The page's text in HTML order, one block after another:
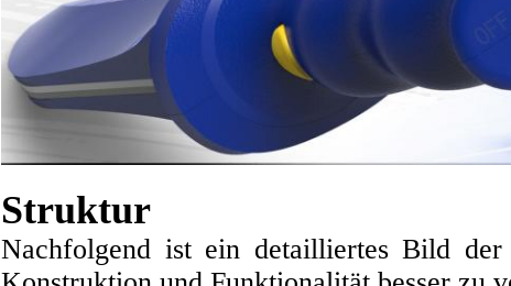
Struktur
Nachfolgend ist ein detailliertes Bild